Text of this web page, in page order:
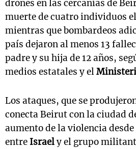
drones en las cercanías de
muerte de cuatro individuos
mientras que bombardeos
país dejaron al menos 13
padre y su hija de 12 años,
medios estatales y el
Los ataques, que se
conecta Beirut con la ciudad
aumento de la violencia
entre Israely el grupo